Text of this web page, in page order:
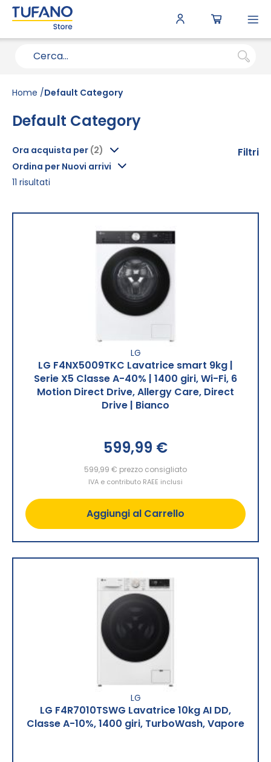
Home Default Category
Default Category
Ordina per Nuovi arrivi
11 risultati
LG
LG F4NX5009TKC Lavatrice smart 9kg |
Serie X5 Classe A-40% | 1400 giri, Wi-Fi, 6
Motion Direct Drive, Allergy Care, Direct
Drive | Bianco
599,99 €
599,99 € prezzo consigliato
IVA e contributo RAEE inclusi
Aggiungi al Carrello
LG
LG F4R7010TSWG Lavatrice 10kg AI DD,
Classe A-10%, 1400 giri, TurboWash, Vapore
Filtri
Ora acquista per